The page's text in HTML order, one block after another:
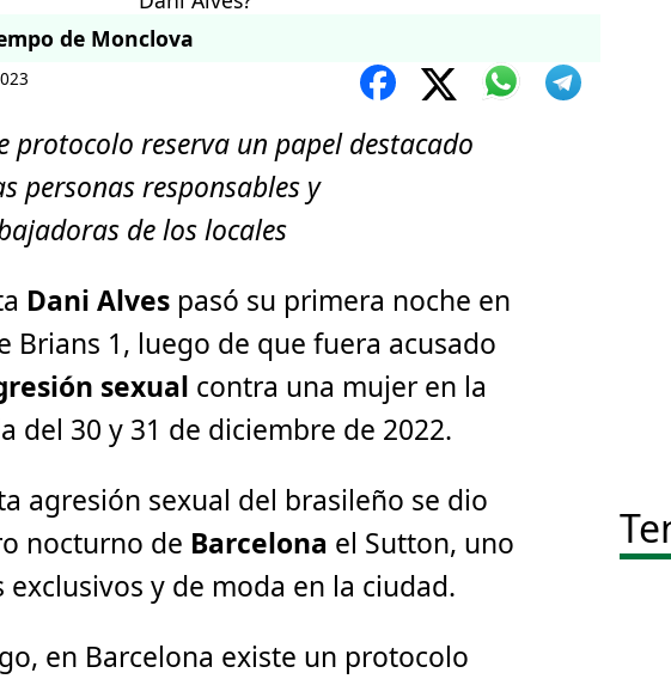
de Monclova
protocolo reserva un papel destacado
personas responsables y
de los locales
Dani Alves pasó su primera noche en
Brians 1, luego de que fuera acusado
sexual contra una mujer en la
del 30 y 31 de diciembre de 2022.
agresión sexual del brasileño se dio
nocturno de Barcelona el Sutton, uno
exclusivos y de moda en la ciudad.
en Barcelona existe un protocolo